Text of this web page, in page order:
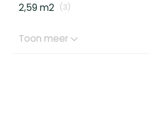
2,59 m2 (3)
Toon meer